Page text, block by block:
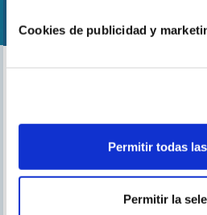
Cookies de publicidad y
Permitir todas
Permitir la
Encuentra nuestro
TE PUEDE